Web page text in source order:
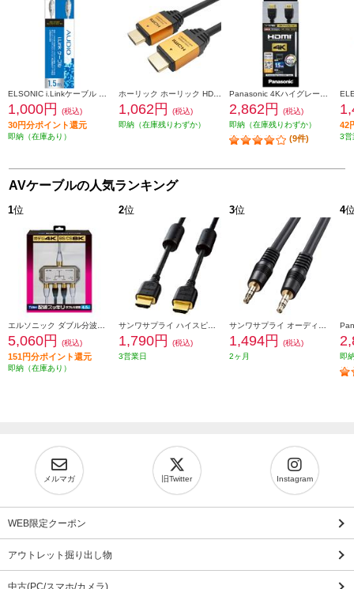
1,000円 (税込)
30円分ポイント還元
即納（在庫あり）
1,062円
(税込)
即納（在庫残りわずか）
2,862円
(税込)
即納（在庫残りわずか）
(9件)
42
3営
AVケーブルの人気ランキング
1位
5,060円 (税込)
151円分ポイント還元
即納（在庫あり）
2位
1,790円
(税込)
3営業日
3位
1,494円
(税込)
2ヶ月
4
即
メルマガ 旧Twitter Instagram
WEB限定クーポン
アウトレット掘り出し物
中古(PC/スマホ/カメラ)